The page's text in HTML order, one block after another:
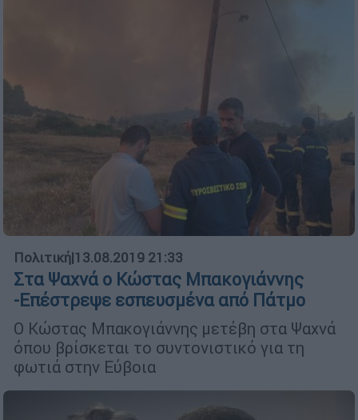
Πολιτική|13.08.2019 21:33
Στα Ψαχνά ο Κώστας Μπακογιάννης
-Επέστρεψε εσπευσμένα από Πάτμο
Ο Κώστας Μπακογιάννης μετέβη στα Ψαχνά
όπου βρίσκεται το συντονιστικό για τη
φωτιά στην Εύβοια